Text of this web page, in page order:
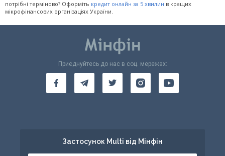
потрібні терміново? Оформіть кредит онлайн за 5 хвилин в кращих
мікрофінансових організаціях України.
Приєднуйтесь до нас в соц. мережах:
Застосунок Multi від Мінфін